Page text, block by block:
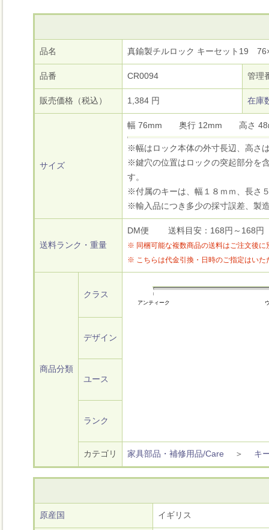
品名 真鍮製チルロック キーセット19
品番 CR0094 管理
販売価格（税込） 1,384 円 在庫
サイズ
幅 76mm 奥行 12mm 高さ
※幅はロック本体の外寸長辺、高さ
※鍵穴の位置はロックの突起部分を
す。
※付属のキーは、幅１８ｍｍ、長さ
※輸入品につき多少の採寸誤差、製
送料ランク・重量
DM便 送料目安：168円～168
※ 同梱可能な複数商品の送料はご注文後に
※ こちらは代金引換・日時のご指定はいた
商品分類
クラス
アンティーク
デザイン
ユース
ランク
カテゴリ 家具部品・補修用品/Care ＞ キ
原産国 イギリス